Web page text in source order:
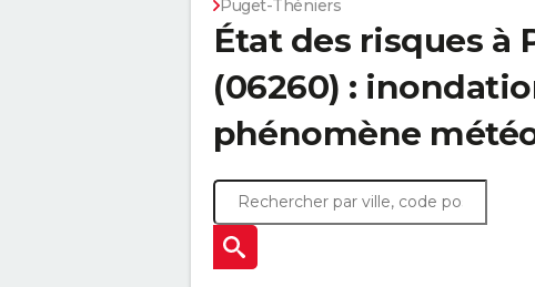
Puget-Théniers
État des risques à
(06260) :
phénomène